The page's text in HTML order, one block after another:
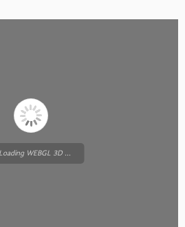
Loading WEBGL 3D ...